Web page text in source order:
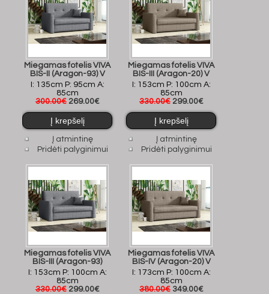
Miegamas fotelis VIVA
BIS-II (Aragon-93) V
I: 135cm P: 95cm A:
85cm
300.00€ 269.00€
Į atmintinę
Pridėti palyginimui
Miegamas fotelis VIVA
BIS-III (Aragon-20) V
I: 153cm P: 100cm A:
85cm
330.00€ 299.00€
Į atmintinę
Pridėti palyginimui
Miegamas fotelis VIVA
BIS-III (Aragon-93)
I: 153cm P: 100cm A:
85cm
330.00€ 299.00€
Miegamas fotelis VIVA
BIS-IV (Aragon-20) V
I: 173cm P: 100cm A:
85cm
380.00€ 349.00€